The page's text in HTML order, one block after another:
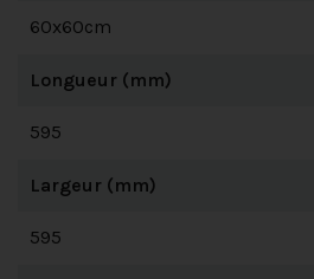
60x60cm
Longueur (mm)
595
Largeur (mm)
595